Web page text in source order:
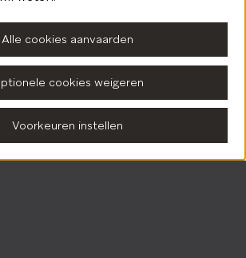
Alle cookies aanvaarden
cookies weigeren
Voorkeuren instellen